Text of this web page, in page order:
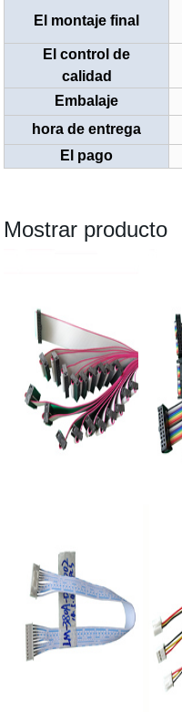
El montaje final
El control de
calidad
Embalaje
hora de entrega
El pago
Mostrar producto